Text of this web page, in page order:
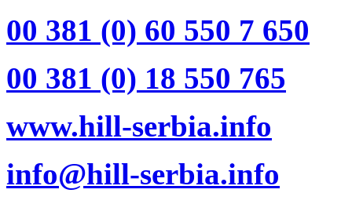
00 381 (0) 60 550 7 650
00 381 (0) 18 550 765
www.hill-serbia.info
info@hill-serbia.info